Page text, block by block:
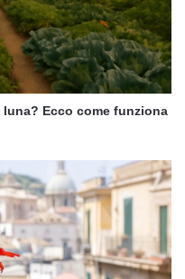
Ecco come funziona